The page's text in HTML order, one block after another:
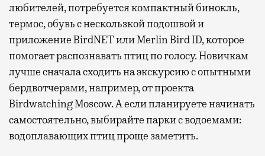
любителей, потребуется компактный бинокль,
термос, обувь с нескользкой подошвой и
приложение BirdNET или Merlin Bird ID, которое
помогает распознавать птиц по голосу. Новичкам
лучше сначала сходить на экскурсию с опытными
бердвотчерами, например, от проекта
Birdwatching Moscow. А если планируете начинать
самостоятельно, выбирайте парки с водоемами:
водоплавающих птиц проще заметить.